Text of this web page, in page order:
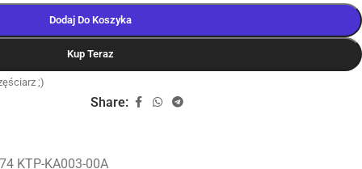
Dodaj Do Koszyka
Kup Teraz
;)
Share:
KTP-KA003-00A